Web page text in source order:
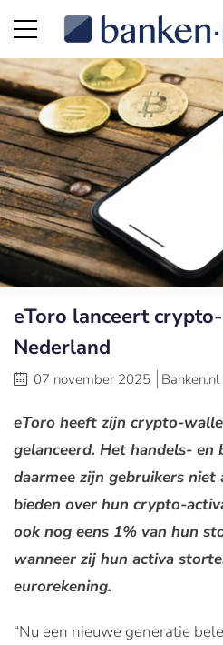
eToro lanceert
Nederland
07 november 2025 Banken.nl
eToro heeft zijn crypto-
gelanceerd. Het handels-
daarmee zijn gebruikers
bieden over hun crypto-
ook nog eens 1% van hun
wanneer zij hun activa
eurorekening.
“Nu een nieuwe generatie